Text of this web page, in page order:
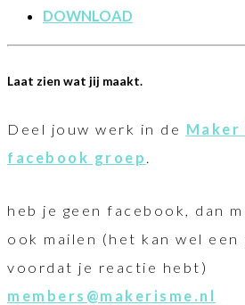
DOWNLOAD
Laat zien wat jij maakt.
Deel jouw werk in de Maker
facebook groep .
heb je geen facebook, dan
ook mailen (het kan wel
voordat je reactie hebt)
members@makerisme.nl